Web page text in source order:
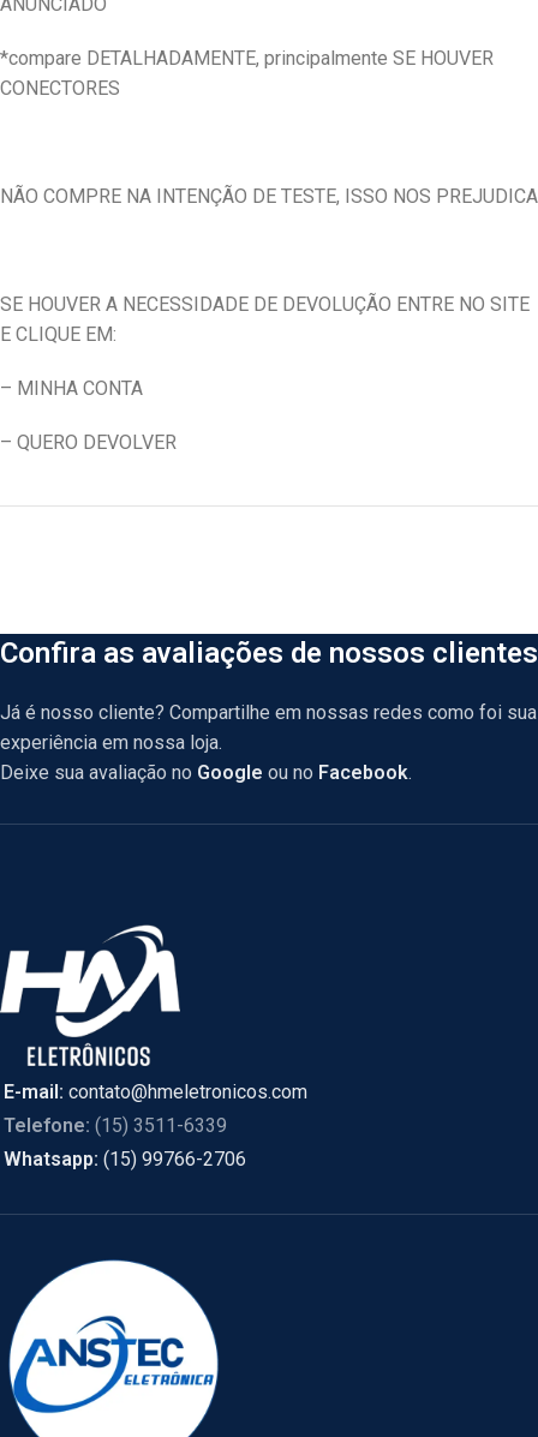
*compare DETALHADAMENTE, principalmente SE HOUVER
CONECTORES
NÃO COMPRE NA INTENÇÃO DE TESTE, ISSO NOS PREJUDICA
SE HOUVER A NECESSIDADE DE DEVOLUÇÃO ENTRE NO SITE
E CLIQUE EM:
– MINHA CONTA
– QUERO DEVOLVER
Confira as avaliações de nossos clientes
Já é nosso cliente? Compartilhe em nossas redes como foi sua
experiência em nossa loja.
Deixe sua avaliação no Google ou no Facebook.
E-mail: contato@hmeletronicos.com
Telefone: (15) 3511-6339
Whatsapp: (15) 99766-2706